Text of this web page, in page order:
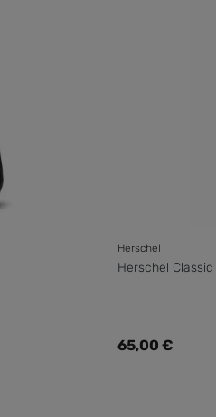
Herschel
Herschel
Regulärer
65,00 €